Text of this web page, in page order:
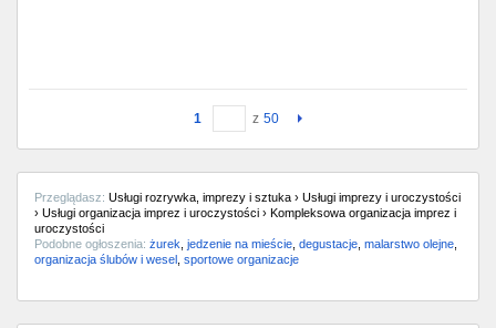
1 z 50
Przeglądasz: Usługi rozrywka, imprezy i sztuka › Usługi imprezy i uroczystości
› Usługi organizacja imprez i uroczystości › Kompleksowa organizacja imprez i
uroczystości
Podobne ogłoszenia: żurek jedzenie na mieście degustacje malarstwo olejne
organizacja ślubów i wesel sportowe organizacje